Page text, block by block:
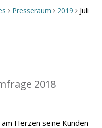
> Presseraum > 2019 > Juli
2018
Herzen seine Kunden